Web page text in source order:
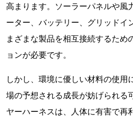
高まります。ソーラーパネルや風
ーター、バッテリー、グリッドイ
まざまな製品を相互接続するため
ョンが必要です。
しかし、環境に優しい材料の使用
場の予想される成長が妨げられる
ヤーハーネスは、人体に有害で再